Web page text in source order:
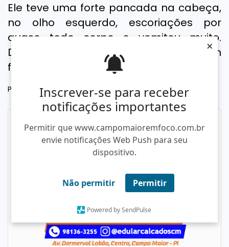
Inscrever-se para receber
notificações importantes
Permitir que www.campomaioremfoco.com.br
envie notificações Web Push para seu
dispositivo.
Não permitir Permitir
Powered by SendPulse
×
Ele teve uma forte pancada na cabeça,
no olho esquerdo, escoriações por
quase todo corpo e vomitou muito.
Depois de passar por exames, o jovem
foi liberado e se recupera em casa.
Por Weslley Paz